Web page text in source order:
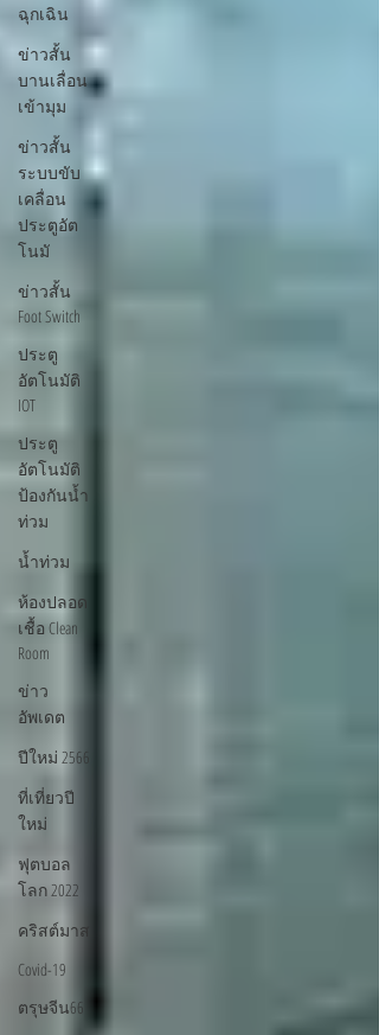
ฉุกเฉิน
ข่าวสั้น
บานเลื่อน
เข้ามุม
ข่าวสั้น
ระบบขับ
เคลื่อน
ประตูอัต
โนมั
ข่าวสั้น
Foot Switch
ประตู
อัตโนมัติ
IOT
ประตู
อัตโนมัติ
ป้องกันน้ำ
ท่วม
น้ำท่วม
ห้องปลอด
เชื้อ Clean
Room
ข่าว
อัพเดต
ปีใหม่ 2566
ที่เที่ยวปี
ใหม่
ฟุตบอล
โลก 2022
คริสต์มาส
Covid-19
ตรุษจีน66